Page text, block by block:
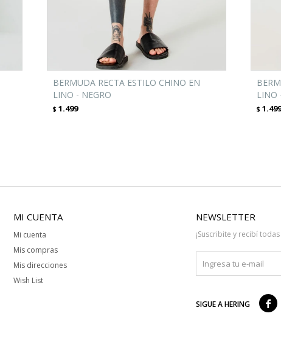
BERMUDA RECTA ESTILO CHINO EN
LINO - NEGRO
$ 1.499
LINO
$ 1.499
MI CUENTA
Mi cuenta
Mis compras
Mis direcciones
Wish List
NEWSLETTER
¡Suscribite y recibí
SIGUE A HERING 